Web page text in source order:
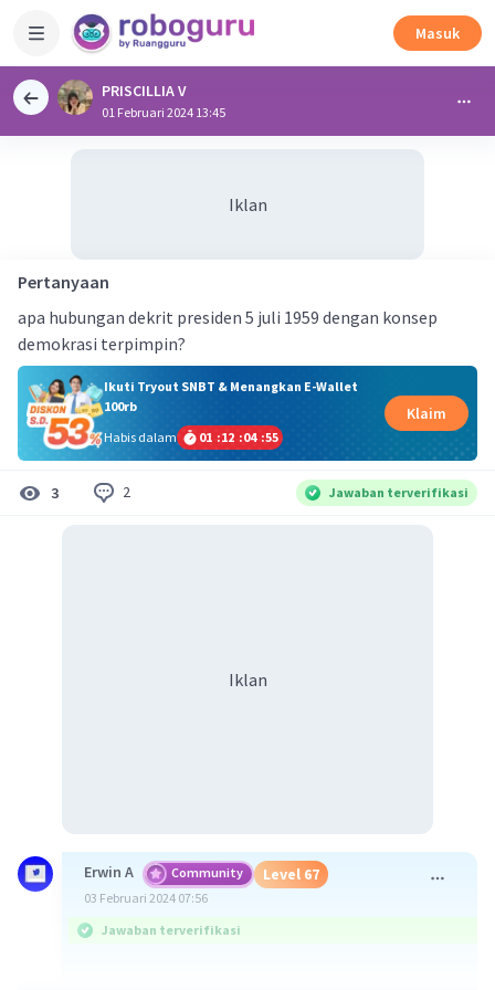
Masuk
PRISCILLIA V
01 Februari 2024 13:45
Iklan
Pertanyaan
apa hubungan dekrit presiden 5 juli 1959 dengan konsep
demokrasi terpimpin?
Ikuti Tryout SNBT & Menangkan E-Wallet
100rb
Habis dalam
01 :12 :04 :54
Klaim
3 2 Jawaban terverifikasi
Iklan
Erwin A Community Level 67
03 Februari 2024 07:56
Jawaban terverifikasi